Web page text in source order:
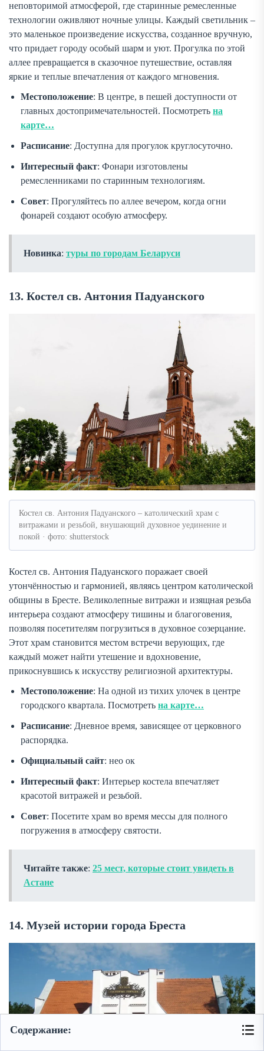
Содержание:
неповторимой атмосферой, где старинные ремесленные
технологии оживляют ночные улицы. Каждый светильник –
это маленькое произведение искусства, созданное вручную,
что придает городу особый шарм и уют. Прогулка по этой
аллее превращается в сказочное путешествие, оставляя
яркие и теплые впечатления от каждого мгновения.
Местоположение: В центре, в пешей доступности от
главных достопримечательностей. Посмотреть на
карте…
Расписание: Доступна для прогулок круглосуточно.
Интересный факт: Фонари изготовлены
ремесленниками по старинным технологиям.
Совет: Прогуляйтесь по аллее вечером, когда огни
фонарей создают особую атмосферу.
Новинка: туры по городам Беларуси
13. Костел св. Антония Падуанского
Костел св. Антония Падуанского – католический храм с
витражами и резьбой, внушающий духовное уединение и
покой · фото: shutterstock
Костел св. Антония Падуанского поражает своей
утончённостью и гармонией, являясь центром католической
общины в Бресте. Великолепные витражи и изящная резьба
интерьера создают атмосферу тишины и благоговения,
позволяя посетителям погрузиться в духовное созерцание.
Этот храм становится местом встречи верующих, где
каждый может найти утешение и вдохновение,
прикоснувшись к искусству религиозной архитектуры.
Местоположение: На одной из тихих улочек в центре
городского квартала. Посмотреть на карте…
Расписание: Дневное время, зависящее от церковного
распорядка.
Официальный сайт: нео ок
Интересный факт: Интерьер костела впечатляет
красотой витражей и резьбой.
Совет: Посетите храм во время мессы для полного
погружения в атмосферу святости.
Читайте также: 25 мест, которые стоит увидеть в
Астане
14. Музей истории города Бреста